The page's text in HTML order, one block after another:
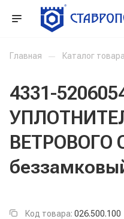
Главная — Каталог товара
4331-
ВЕТРОВОГО
Код товара: 026.500.100